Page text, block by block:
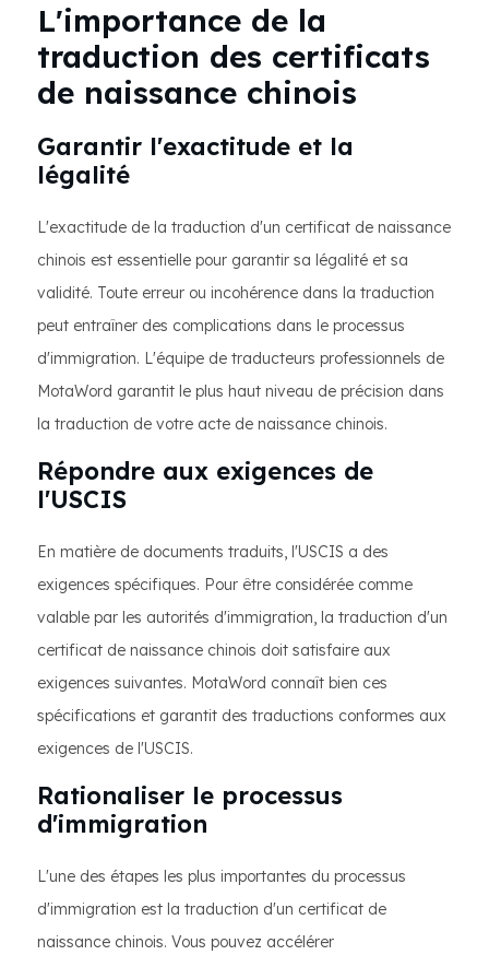
L'importance de la
traduction des certificats
de naissance chinois
Garantir l'exactitude et la
légalité
L'exactitude de la traduction d'un certificat de naissance
chinois est essentielle pour garantir sa légalité et sa
validité. Toute erreur ou incohérence dans la traduction
peut entraîner des complications dans le processus
d'immigration. L'équipe de traducteurs professionnels de
MotaWord garantit le plus haut niveau de précision dans
la traduction de votre acte de naissance chinois.
Répondre aux exigences de
l'USCIS
En matière de documents traduits, l'USCIS a des
exigences spécifiques. Pour être considérée comme
valable par les autorités d'immigration, la traduction d'un
certificat de naissance chinois doit satisfaire aux
exigences suivantes. MotaWord connaît bien ces
spécifications et garantit des traductions conformes aux
exigences de l'USCIS.
Rationaliser le processus
d'immigration
L'une des étapes les plus importantes du processus
d'immigration est la traduction d'un certificat de
naissance chinois. Vous pouvez accélérer